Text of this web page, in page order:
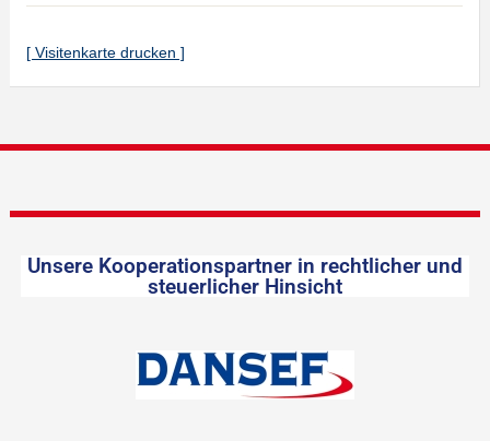
[ Visitenkarte drucken ]
Unsere Kooperationspartner in rechtlicher und
steuerlicher Hinsicht